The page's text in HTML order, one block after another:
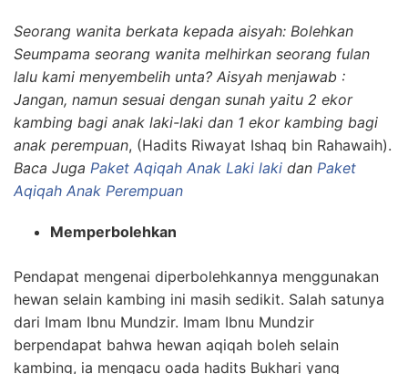
Seorang wanita berkata kepada aisyah: Bolehkan
Seumpama seorang wanita melhirkan seorang fulan
lalu kami menyembelih unta? Aisyah menjawab :
Jangan, namun sesuai dengan sunah yaitu 2 ekor
kambing bagi anak laki-laki dan 1 ekor kambing bagi
anak perempuan, (Hadits Riwayat Ishaq bin Rahawaih).
Baca Juga Paket Aqiqah Anak Laki laki dan Paket
Aqiqah Anak Perempuan
Memperbolehkan
Pendapat mengenai diperbolehkannya menggunakan
hewan selain kambing ini masih sedikit. Salah satunya
dari Imam Ibnu Mundzir. Imam Ibnu Mundzir
berpendapat bahwa hewan aqiqah boleh selain
kambing, ia mengacu oada hadits Bukhari yang